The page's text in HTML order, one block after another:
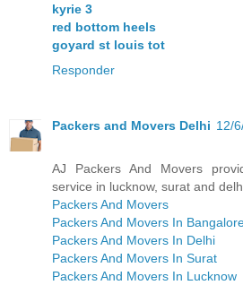
kyrie 3
red bottom heels
goyard st louis tot
Responder
Packers and Movers Delhi 12/
AJ Packers And Movers
service in lucknow, surat and
Packers And Movers
Packers And Movers In
Packers And Movers In Delhi
Packers And Movers In Surat
Packers And Movers In Lucknow